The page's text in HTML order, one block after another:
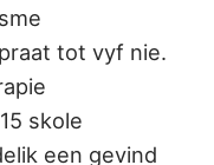
tot vyf nie.
skole
een gevind